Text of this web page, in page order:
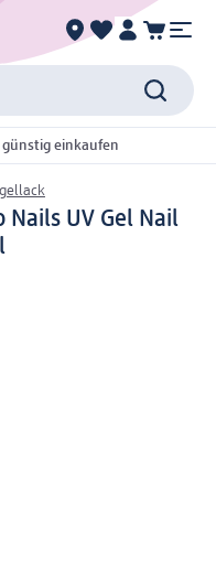
einkaufen
Nails UV Gel Nail